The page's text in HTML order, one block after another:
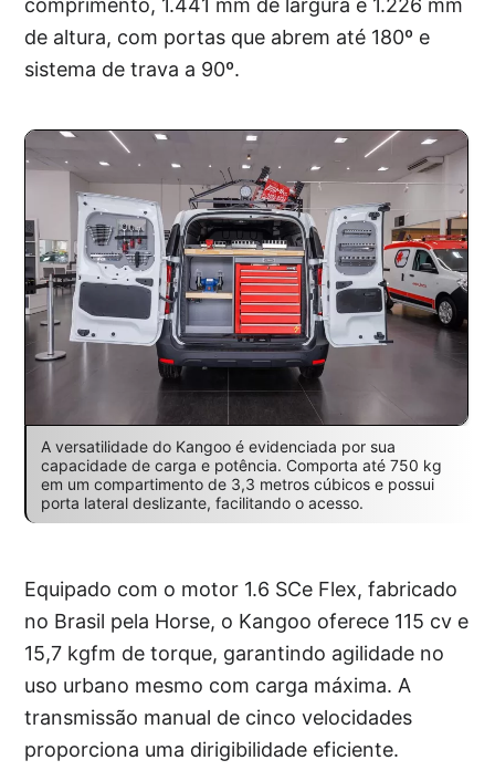
de altura, com portas que abrem até 180º e
sistema de trava a 90º.
A versatilidade do Kangoo é evidenciada por sua
capacidade de carga e potência. Comporta até 750 kg
em um compartimento de 3,3 metros cúbicos e possui
porta lateral deslizante, facilitando o acesso.
Equipado com o motor 1.6 SCe Flex, fabricado
no Brasil pela Horse, o Kangoo oferece 115 cv e
15,7 kgfm de torque, garantindo agilidade no
uso urbano mesmo com carga máxima. A
transmissão manual de cinco velocidades
proporciona uma dirigibilidade eficiente.